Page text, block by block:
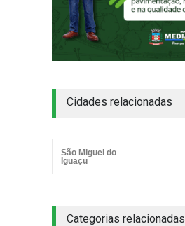
Cidades relacionadas
São Miguel do
Iguaçu
Categorias relacionadas